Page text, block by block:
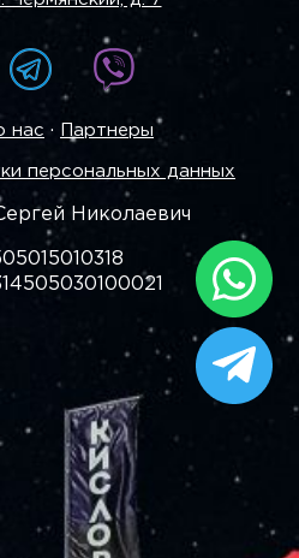
нас · Партнеры
персональных данных
Николаевич